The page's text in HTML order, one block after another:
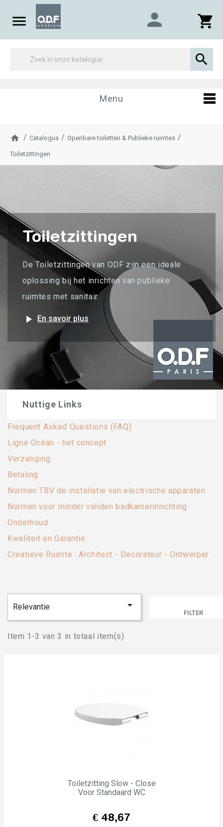
 shopping_cart
person

Menu
Catalogus Openbare toiletten & Publieke ruimtes
Toiletzittingen
Toiletzittingen
De Toiletzittingen van ODF zijn een ideale
oplossing bij het inrichten van publieke
ruimtes met sanitair.
play_arrow En savoir plus
Nuttige Links
Frequent Asked Questions (FAQ)
Ligne Océan - het concept
Verzenging
Betaling
Normen TBV de installatie van electrische apparaten
Normen voor minder validen badkamerinrichting
Onderhoud
Kwaliteit en Garantie
Creatieve Ruimte : Architect - Decorateur - Ontwerper
Relevantie 
FILTER
Item 1-3 van 3 in totaal item(s)
Toiletzitting Slow - Close
Voor Standaard WC
Prijs
€ 48,67